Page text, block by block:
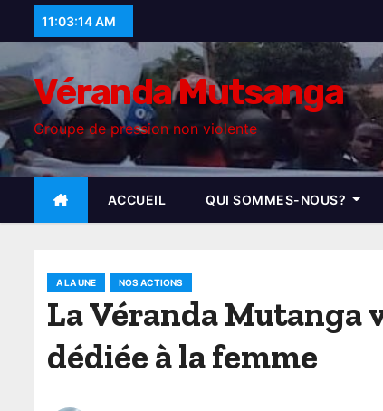
k
p
t
o
c
11:03:16 AM
Véranda Mutsanga
Groupe de pression non violente
ACCUEIL QUI SOMMES-NOUS?
A LA UNE NOS ACTIONS
La Véranda Mutanga
dédiée à la femme